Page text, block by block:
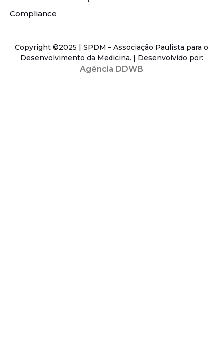
Compliance
Copyright ©2025 | SPDM – Associação Paulista para o
Desenvolvimento da Medicina. | Desenvolvido por:
Agência DDWB